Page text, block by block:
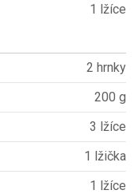
1 lžíce
2 hrnky
200 g
3 lžíce
1 lžička
1 lžíce